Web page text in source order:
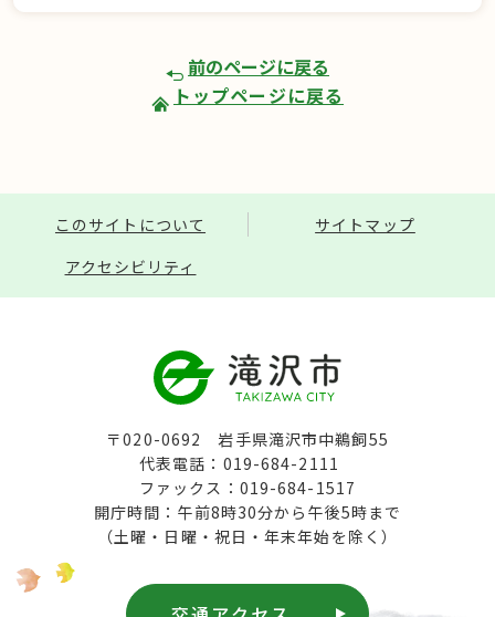
前のページに戻る
トップページに戻る
このサイトについて
サイトマップ
アクセシビリティ
〒020-0692 岩手県滝沢市中鵜飼55
代表電話：019-684-2111
ファックス：019-684-1517
開庁時間：午前8時30分から午後5時まで
（土曜・日曜・祝日・年末年始を除く）